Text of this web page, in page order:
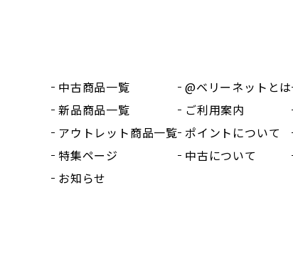
中古商品一覧
新品商品一覧
アウトレット商品一覧
特集ページ
お知らせ
@ベリーネットとは
ご利用案内
ポイントについて
中古について